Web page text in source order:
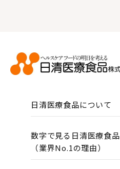
日清医療食品について
数字で見る日清医療食品
（業界No.1の理由）